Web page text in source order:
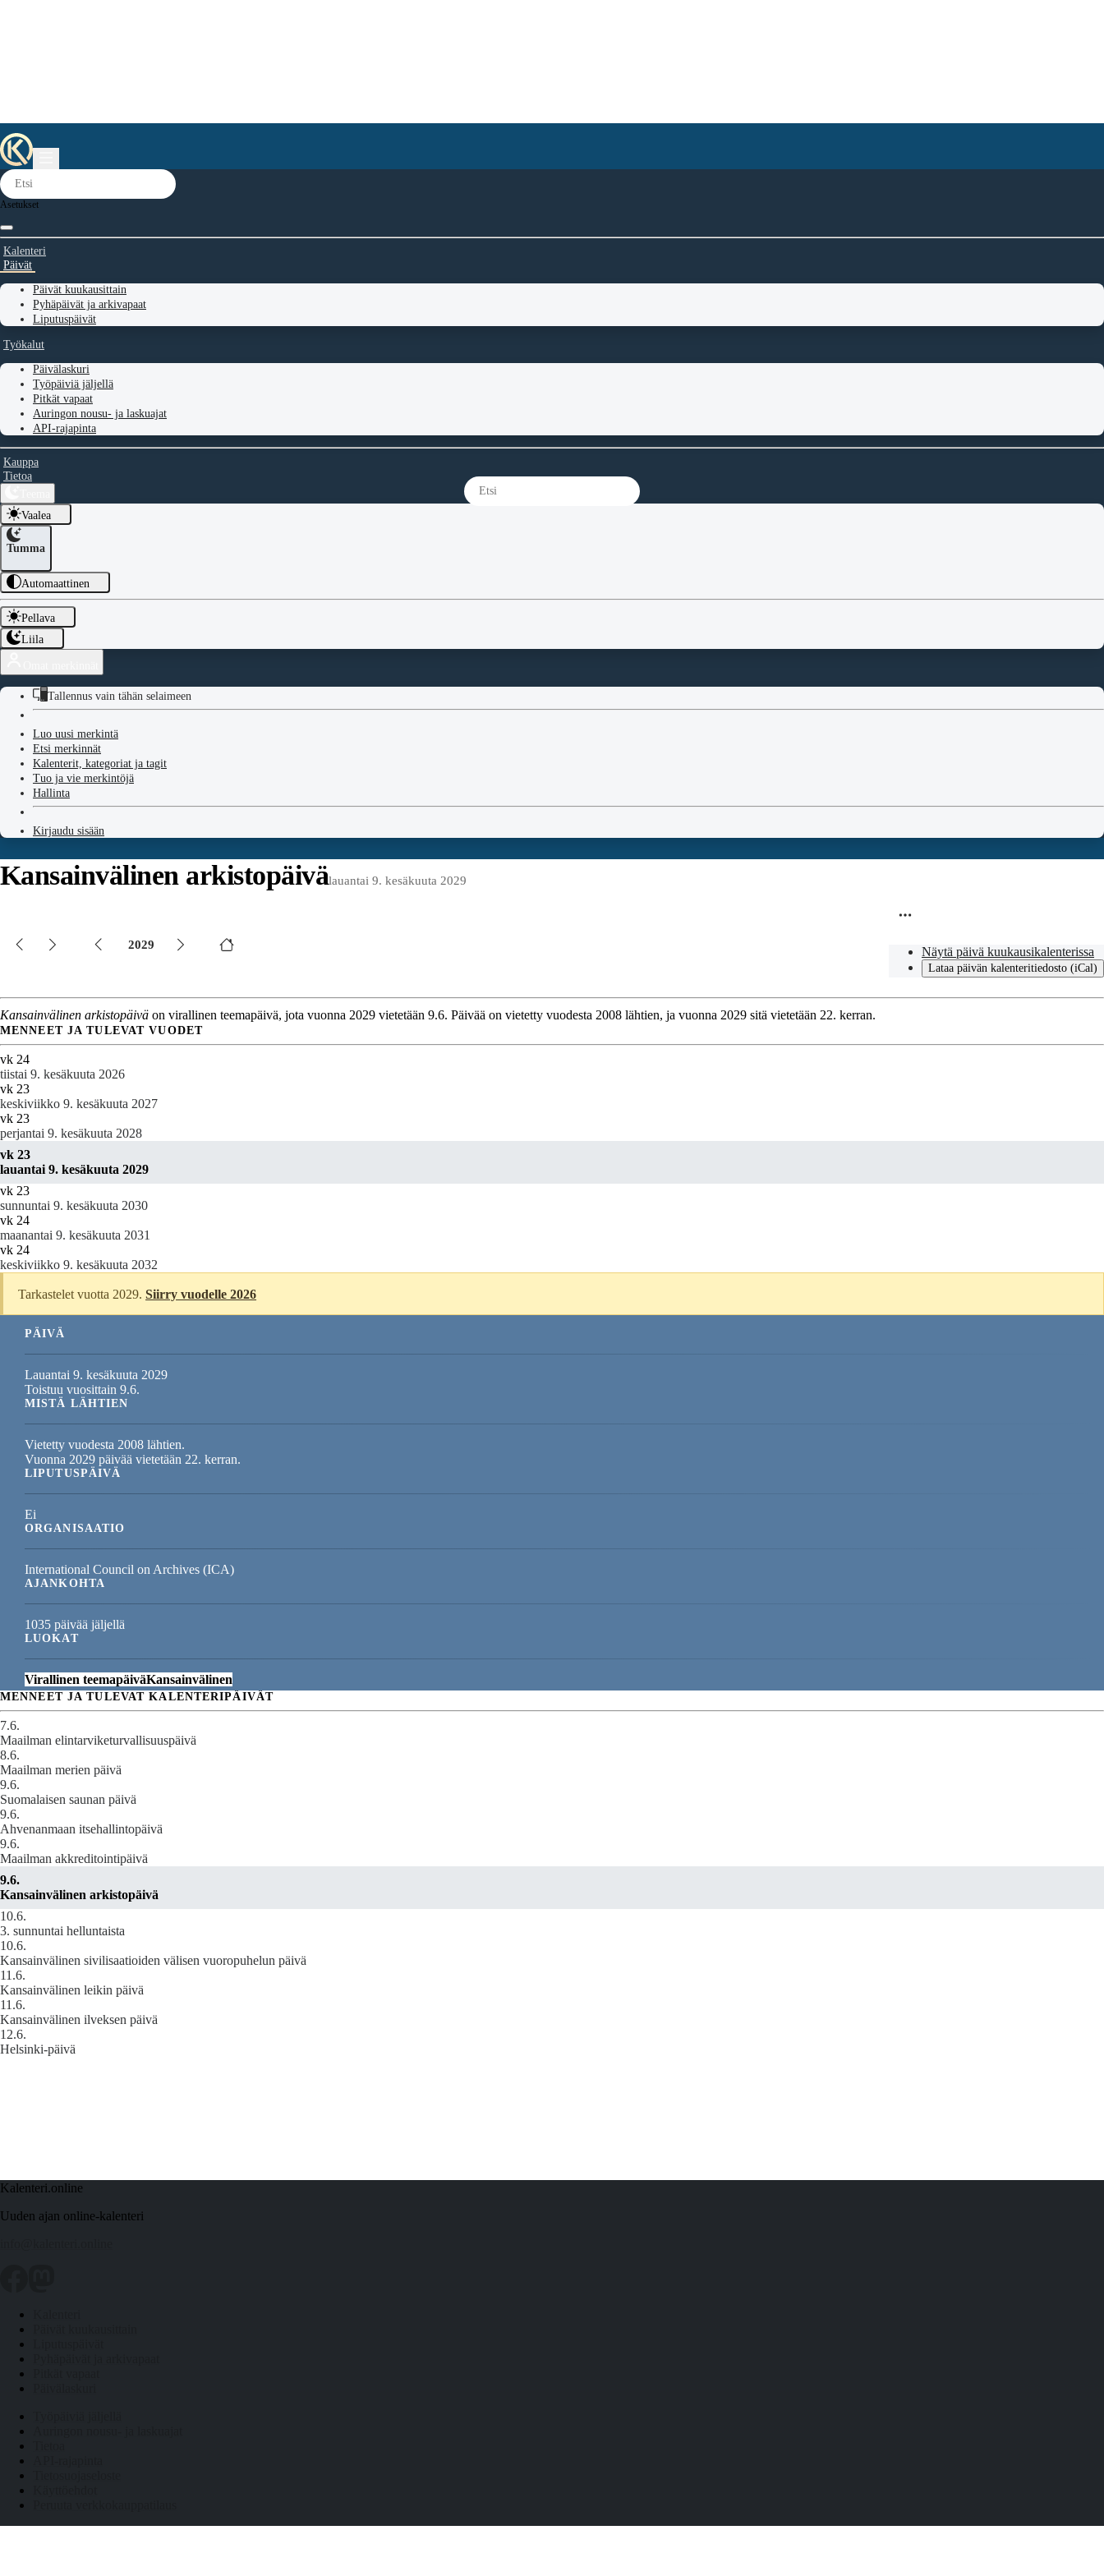
Asetukset
Kalenteri
Päivät
Päivät kuukausittain
Pyhäpäivät ja arkivapaat
Liputuspäivät
Työkalut
Päivälaskuri
Työpäiviä jäljellä
Pitkät vapaat
Auringon nousu- ja laskuajat
API-rajapinta
Kauppa
Tietoa
Vaalea
Tumma
Automaattinen
Pellava
Liila
Tallennus vain tähän selaimeen
Luo uusi merkintä
Etsi merkinnät
Kalenterit, kategoriat ja tagit
Tuo ja vie merkintöjä
Hallinta
Kirjaudu sisään
Kansainvälinen arkistopäivälauantai 9. kesäkuuta 2029
2029
Näytä päivä kuukausikalenterissa
Lataa päivän kalenteritiedosto (iCal)
Kansainvälinen arkistopäivä on virallinen teemapäivä, jota vuonna 2029 vietetään 9.6. Päivää on vietetty vuodesta 2008 lähtien, ja vuonna 2029 sitä vietetään 22. kerran.
MENNEET JA TULEVAT VUODET
vk 24
tiistai 9. kesäkuuta 2026
vk 23
keskiviikko 9. kesäkuuta 2027
vk 23
perjantai 9. kesäkuuta 2028
vk 23
lauantai 9. kesäkuuta 2029
vk 23
sunnuntai 9. kesäkuuta 2030
vk 24
maanantai 9. kesäkuuta 2031
vk 24
keskiviikko 9. kesäkuuta 2032
Tarkastelet vuotta 2029.Siirry vuodelle 2026
PÄIVÄ
Lauantai 9. kesäkuuta 2029
Toistuu vuosittain 9.6.
MISTÄ LÄHTIEN
Vietetty vuodesta 2008 lähtien.
Vuonna 2029 päivää vietetään 22. kerran.
LIPUTUSPÄIVÄ
Ei
ORGANISAATIO
International Council on Archives (ICA)
AJANKOHTA
1035 päivää jäljellä
LUOKAT
Virallinen teemapäiväKansainvälinen
MENNEET JA TULEVAT KALENTERIPÄIVÄT
7.6.
Maailman elintarviketurvallisuuspäivä
8.6.
Maailman merien päivä
9.6.
Suomalaisen saunan päivä
9.6.
Ahvenanmaan itsehallintopäivä
9.6.
Maailman akkreditointipäivä
9.6.
Kansainvälinen arkistopäivä
10.6.
3. sunnuntai helluntaista
10.6.
Kansainvälinen sivilisaatioiden välisen vuoropuhelun päivä
11.6.
Kansainvälinen leikin päivä
11.6.
Kansainvälinen ilveksen päivä
12.6.
Helsinki-päivä
Kalenteri.online
Uuden ajan online-kalenteri